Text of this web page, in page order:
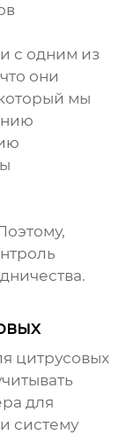
с одним из
они
мы
цитрусовых
для
систему